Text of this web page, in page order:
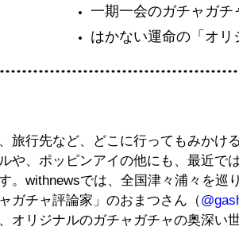
一期一会のガチャガチ
はかない運命の「オリ
旅行先など、どこに行ってもみかけ
や、ポッピンアイの他にも、最近で
。withnewsでは、全国津々浦々を巡
ガチャ評論家」のおまつさん（
オリジナルのガチャガチャの奥深い